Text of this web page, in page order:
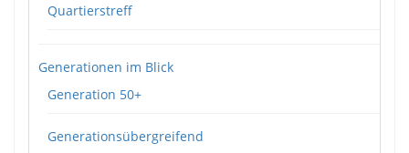
Quartierstreff
Generationen im Blick
Generation 50+
Generationsübergreifend